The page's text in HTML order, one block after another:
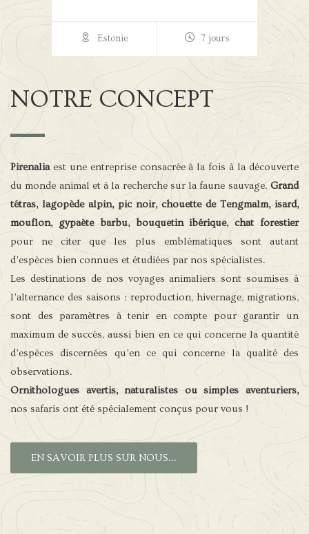
Estonie 7 jours
NOTRE CONCEPT
Pirenaliaest une entreprise consacrée à la fois à la découverte
du monde animal et à la recherche sur la faune sauvage. Grand
tétras, lagopède alpin, pic noir, chouette de Tengmalm, isard,
mouflon, gypaète barbu, bouquetin ibérique, chat forestier
pour ne citer que les plus emblématiques sont autant
d’espèces bien connues et étudiées par nos spécialistes.
Les destinations de nos voyages animaliers sont soumises à
l’alternance des saisons : reproduction, hivernage, migrations,
sont des paramètres à tenir en compte pour garantir un
maximum de succès, aussi bien en ce qui concerne la quantité
d’espèces discernées qu’en ce qui concerne la qualité des
observations.
Ornithologues avertis, naturalistes ou simples aventuriers,
nos safaris ont été spécialement conçus pour vous !
EN SAVOIR PLUS SUR NOUS...